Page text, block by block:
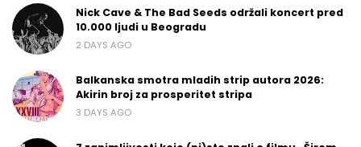
Nick Cave & The Bad Seeds održali koncert pred
10.000 ljudi u Beogradu
2 DAYS AGO
Balkanska smotra mladih strip autora 2026:
Akirin broj za prosperitet stripa
3 DAYS AGO